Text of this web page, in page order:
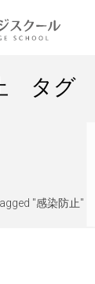
タグ
"感染防止"